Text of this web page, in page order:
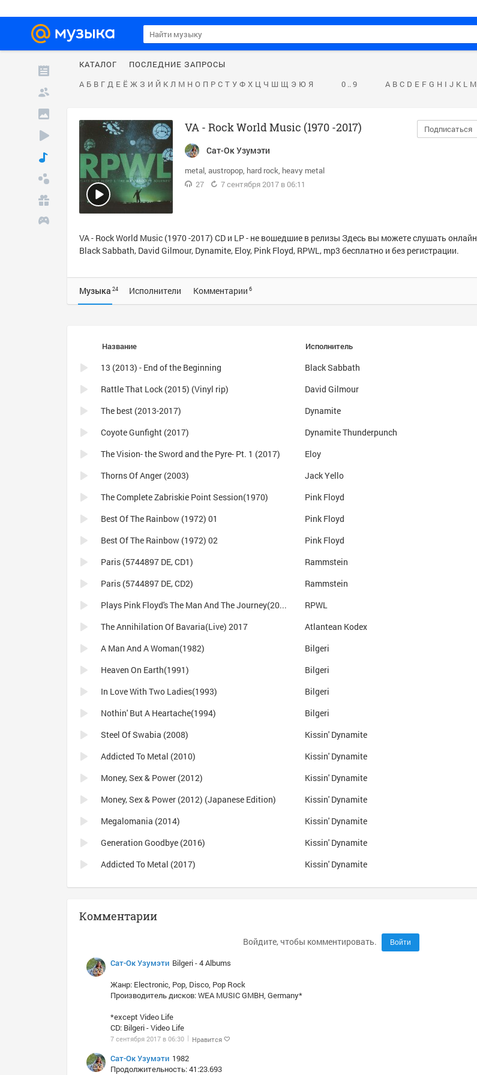
КАТАЛОГ
ПОСЛЕДНИЕ ЗАПРОСЫ
А Б В Г Д Е Ё Ж З И Й К Л М Н О П Р С Т У Ф Х Ц Ч Ш Щ Э Ю Я 0 .. 9 A B C D E F G H I J K L M
Подписаться
VA - Rock World Music (1970 -2017)
Сат-Ок Узумэти
metal austropop hard rock heavy metal
27
7 сентября 2017 в 06:11
VA - Rock World Music (1970 -2017) CD и LP - не вошедшие в релизы Здесь вы можете слушать онлайн
Black Sabbath, David Gilmour, Dynamite, Eloy, Pink Floyd, RPWL, mp3 бесплатно и без регистрации.
Музыка 24 Исполнители Комментарии 6
Название Исполнитель
13 (2013) - End of the Beginning Black Sabbath
Rattle That Lock (2015) (Vinyl rip)
David Gilmour
The best (2013-2017)
Dynamite
Coyote Gunfight (2017)
Dynamite Thunderpunch
The Vision- the Sword and the Pyre- Pt. 1 (2017)
Eloy
Thorns Of Anger (2003)
Jack Yello
The Complete Zabriskie Point Session(1970)
Pink Floyd
Best Of The Rainbow (1972) 01
Pink Floyd
Best Of The Rainbow (1972) 02
Pink Floyd
Paris (5744897 DE, CD1)
Rammstein
Paris (5744897 DE, CD2)
Rammstein
Plays Pink Floyd's The Man And The Journey(2016)
RPWL
The Annihilation Of Bavaria(Live) 2017
Atlantean Kodex
A Man And A Woman(1982)
Bilgeri
Heaven On Earth(1991)
Bilgeri
In Love With Two Ladies(1993)
Bilgeri
Nothin' But A Heartache(1994)
Bilgeri
Steel Of Swabia (2008)
Kissin' Dynamite
Addicted To Metal (2010)
Kissin' Dynamite
Money, Sex & Power (2012)
Kissin' Dynamite
Money, Sex & Power (2012) (Japanese Edition)
Kissin' Dynamite
Megalomania (2014)
Kissin' Dynamite
Generation Goodbye (2016)
Kissin' Dynamite
Addicted To Metal (2017)
Kissin' Dynamite
Комментарии
Войдите, чтобы комментировать. Войти
Сат-Ок Узумэти Bilgeri - 4 Albums
Жанр: Electronic, Pop, Disco, Pop Rock
Производитель дисков: WEA MUSIC GMBH, Germany*
*except Video Life
CD: Bilgeri - Video Life
7 сентября 2017 в 06:30 Нравится
Сат-Ок Узумэти 1982
Продолжительность: 41:23.693